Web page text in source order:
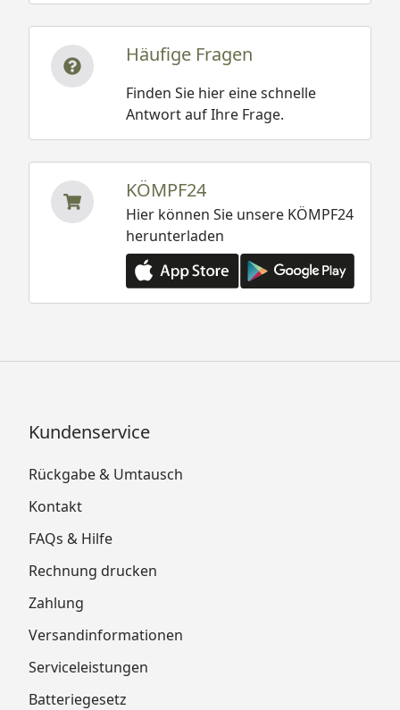
Häufige Fragen
Finden Sie hier eine schnelle
Antwort auf Ihre Frage.
KÖMPF24
Hier können Sie unsere KÖMPF24
herunterladen
Kundenservice
Rückgabe & Umtausch
Kontakt
FAQs & Hilfe
Rechnung drucken
Zahlung
Versandinformationen
Serviceleistungen
Batteriegesetz